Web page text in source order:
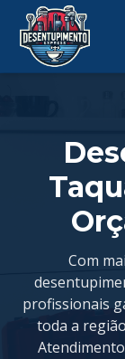
Com
profissionais
toda a